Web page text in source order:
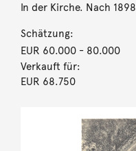
In der Kirche. Nach 1898
Schätzung:
EUR 60.000- 80.000
Verkauft für:
EUR 68.750